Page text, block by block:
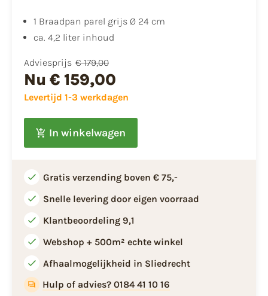
1 Braadpan parel grijs Ø 24 cm
ca. 4,2 liter inhoud
Adviesprijs € 179,00
Nu € 159,00
Levertijd 1-3 werkdagen
In winkelwagen
Gratis verzending boven € 75,-
Snelle levering door eigen voorraad
Klantbeoordeling 9,1
Webshop + 500m² echte winkel
Afhaalmogelijkheid in Sliedrecht
Hulp of advies? 0184 41 10 16